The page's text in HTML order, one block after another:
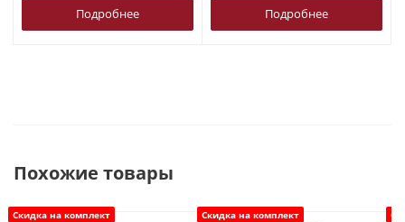
Подробнее Подробнее
Похожие товары
Скидка на комплект Скидка на комплект